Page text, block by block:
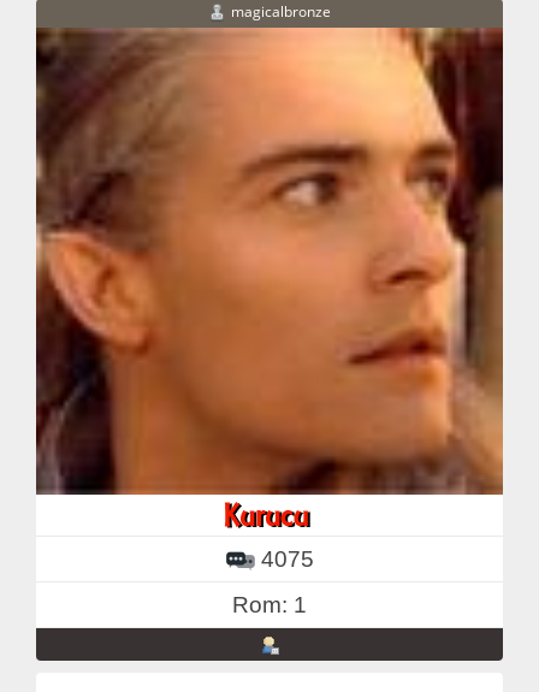
magicalbronze
4075
Rom: 1